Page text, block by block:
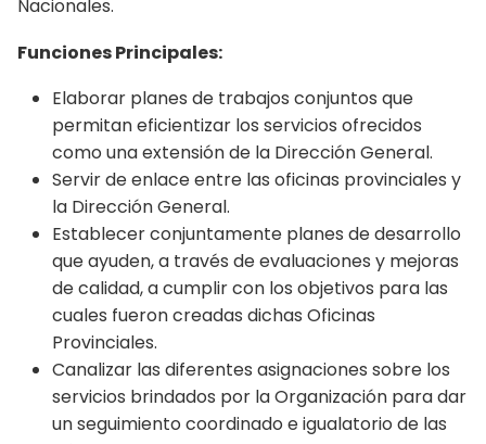
Nacionales.
Funciones Principales:
Elaborar planes de trabajos conjuntos que
permitan eficientizar los servicios ofrecidos
como una extensión de la Dirección General.
Servir de enlace entre las oficinas provinciales y
la Dirección General.
Establecer conjuntamente planes de desarrollo
que ayuden, a través de evaluaciones y mejoras
de calidad, a cumplir con los objetivos para las
cuales fueron creadas dichas Oficinas
Provinciales.
Canalizar las diferentes asignaciones sobre los
servicios brindados por la Organización para dar
un seguimiento coordinado e igualatorio de las